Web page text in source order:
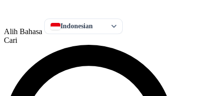
Alih Bahasa
Indonesian
Cari